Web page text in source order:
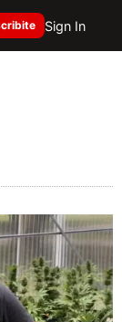
Sign In